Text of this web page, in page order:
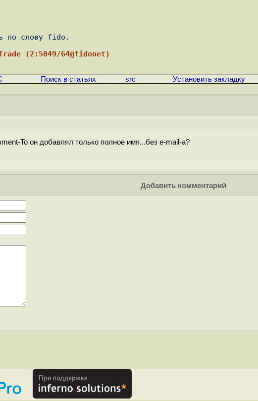
(2:5049/64@fidonet)
Поиск в статьях src Установить закладку
To он добавлял только полное имя...без e-mail-a?
Добавить комментарий